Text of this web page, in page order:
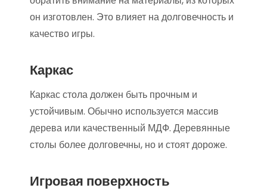
он изготовлен. Это влияет на долговечность и
качество игры.
Каркас
Каркас стола должен быть прочным и
устойчивым. Обычно используется массив
дерева или качественный МДФ. Деревянные
столы более долговечны, но и стоят дороже.
Игровая поверхность